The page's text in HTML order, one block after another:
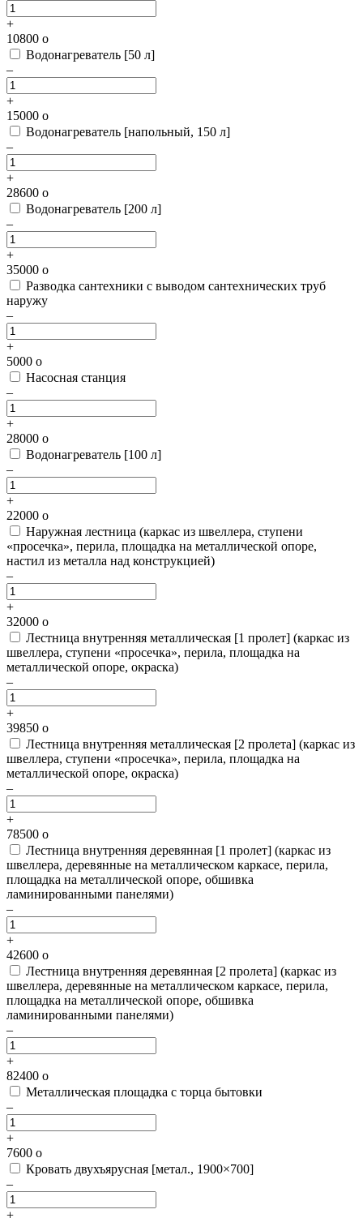
+
10800 o
Водонагреватель [50 л]
–
+
15000 o
Водонагреватель [напольный, 150 л]
–
+
28600 o
Водонагреватель [200 л]
–
+
35000 o
Разводка сантехники с выводом сантехнических труб
наружу
–
+
5000 o
Насосная станция
–
+
28000 o
Водонагреватель [100 л]
–
+
22000 o
Наружная лестница (каркас из швеллера, ступени
«просечка», перила, площадка на металлической опоре,
настил из металла над конструкцией)
–
+
32000 o
Лестница внутренняя металлическая [1 пролет] (каркас из
швеллера, ступени «просечка», перила, площадка на
металлической опоре, окраска)
–
+
39850 o
Лестница внутренняя металлическая [2 пролета] (каркас из
швеллера, ступени «просечка», перила, площадка на
металлической опоре, окраска)
–
+
78500 o
Лестница внутренняя деревянная [1 пролет] (каркас из
швеллера, деревянные на металлическом каркасе, перила,
площадка на металлической опоре, обшивка
ламинированными панелями)
–
+
42600 o
Лестница внутренняя деревянная [2 пролета] (каркас из
швеллера, деревянные на металлическом каркасе, перила,
площадка на металлической опоре, обшивка
ламинированными панелями)
–
+
82400 o
Металлическая площадка с торца бытовки
–
+
7600 o
Кровать двухъярусная [метал., 1900×700]
–
+